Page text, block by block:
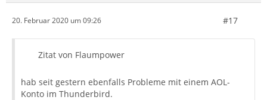
20. Februar 2020 um 09:26 #17
Zitat von Flaumpower
hab seit gestern ebenfalls Probleme mit einem AOL-
Konto im Thunderbird.